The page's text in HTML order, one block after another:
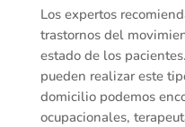
Los expertos
trastornos del
estado de los
pueden realizar este
domicilio podemos
ocupacionales,